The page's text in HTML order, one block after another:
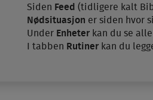
Siden Feed (tidligere kalt
Nødsituasjon er siden hvor
Under Enheter kan du se
I tabben Rutiner kan du